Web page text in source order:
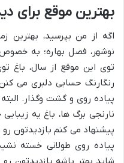
بهترین موقع برای
اگه از من بپرسید، بهترین
نوشهر، فصل بهاره؛ به
توی این موقع از سال، باغ
رنگارنگ حسابی دلبری می
پیاده روی و گشت وگذار.
نارنجی برگ ها، باغ یه
پیشنهاد می کنم بازدیدتون
پیاده روی طولانی خسته